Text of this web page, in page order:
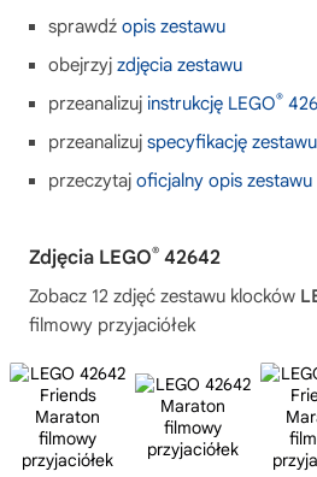
sprawdź opis zestawu
obejrzyj zdjęcia zestawu
przeanalizuj instrukcję LEGO®
przeanalizuj specyfikację
przeczytaj oficjalny opis zestawu
Zdjęcia LEGO® 42642
Zobacz 12 zdjęć zestawu klocków
filmowy przyjaciółek